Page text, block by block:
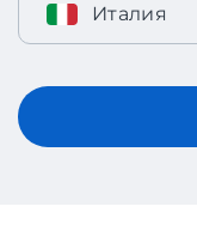
Италия